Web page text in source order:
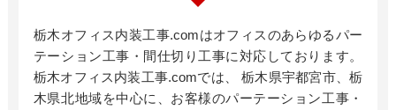
栃木オフィス内装工事.comはオフィスのあらゆるパー
テーション工事・間仕切り工事に対応しております。
栃木オフィス内装工事.comでは、 栃木県宇都宮市、栃
木県北地域を中心に、お客様のパーテーション工事・